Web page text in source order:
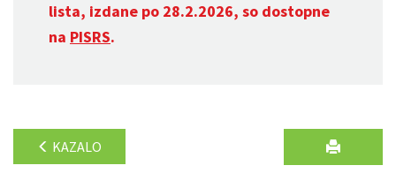
lista, izdane po 28.2.2026, so dostopne
na PISRS.
KAZALO